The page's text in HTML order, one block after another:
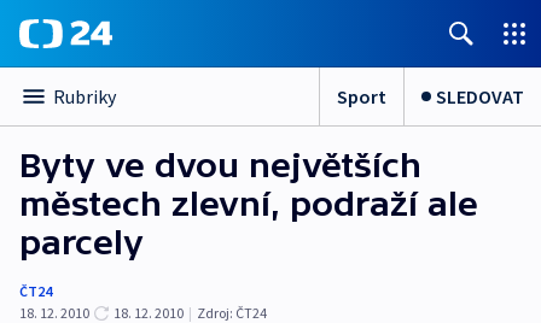
Rubriky Sport SLEDOVAT
Byty ve dvou největších
městech zlevní, podraží ale
parcely
ČT24
18. 12. 2010
18. 12. 2010 | Zdroj: ČT24